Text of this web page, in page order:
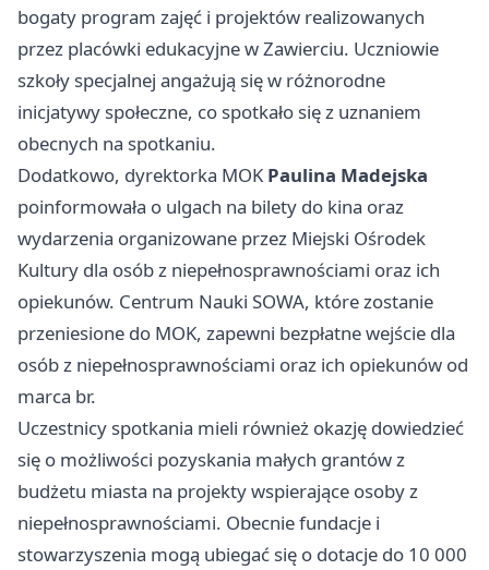
bogaty program zajęć i projektów realizowanych
przez placówki edukacyjne w Zawierciu. Uczniowie
szkoły specjalnej angażują się w różnorodne
inicjatywy społeczne, co spotkało się z uznaniem
obecnych na spotkaniu.
Dodatkowo, dyrektorka MOK Paulina Madejska
poinformowała o ulgach na bilety do kina oraz
wydarzenia organizowane przez Miejski Ośrodek
Kultury dla osób z niepełnosprawnościami oraz ich
opiekunów. Centrum Nauki SOWA, które zostanie
przeniesione do MOK, zapewni bezpłatne wejście dla
osób z niepełnosprawnościami oraz ich opiekunów od
marca br.
Uczestnicy spotkania mieli również okazję dowiedzieć
się o możliwości pozyskania małych grantów z
budżetu miasta na projekty wspierające osoby z
niepełnosprawnościami. Obecnie fundacje i
stowarzyszenia mogą ubiegać się o dotacje do 10 000